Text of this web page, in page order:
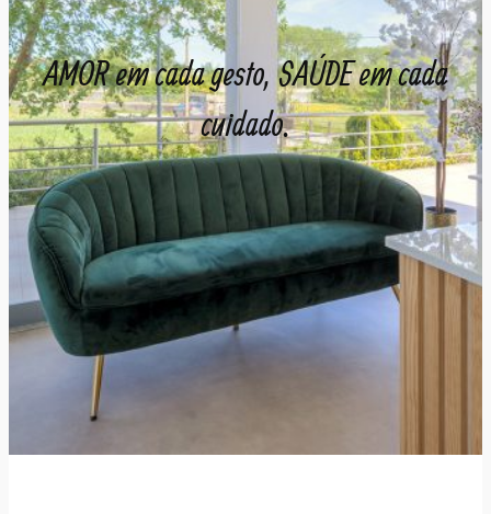
AMOR em cada gesto, SAÚDE em cada
cuidado.